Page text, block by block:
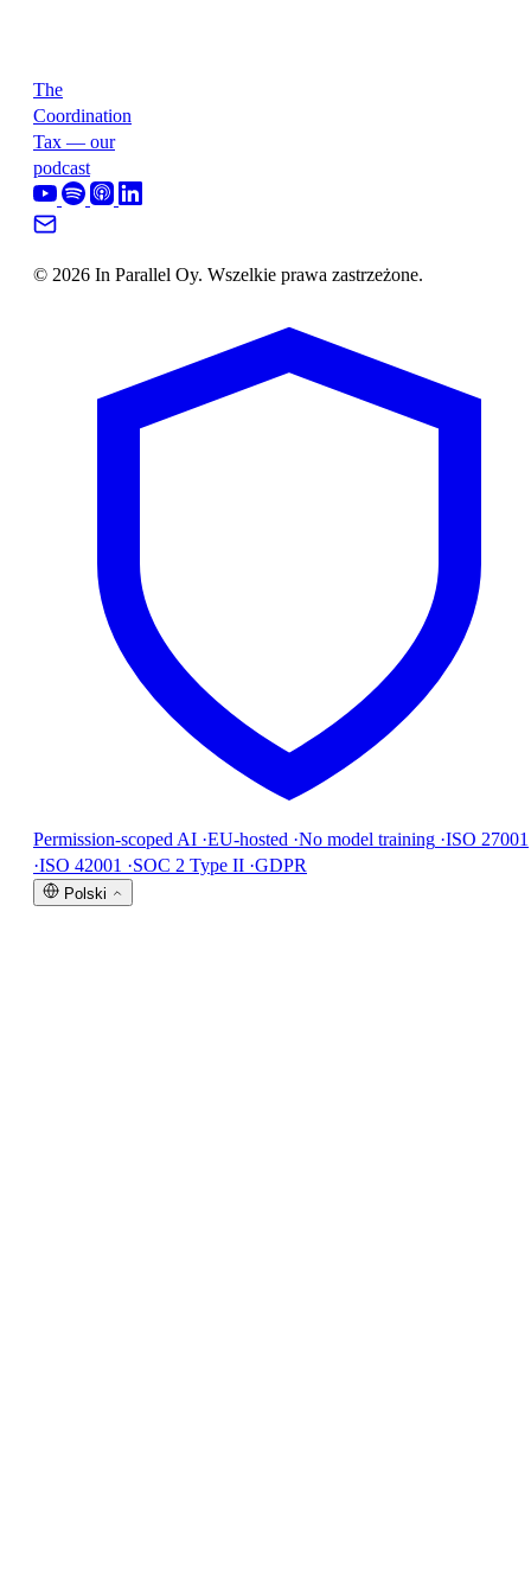
The
Coordination
Tax — our
podcast
© 2026 In Parallel Oy. Wszelkie prawa zastrzeżone.
Permission-scoped AI ·EU-hosted ·No model training ·ISO 27001
·ISO 42001 ·SOC 2 Type II ·GDPR
Polski